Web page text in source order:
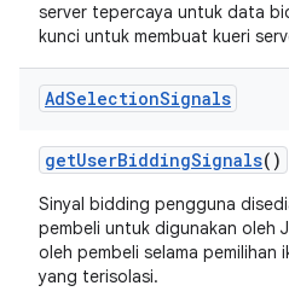
server tepercaya untuk data
kunci untuk membuat kueri
AdSelectionSignals
getUserBiddingSignals()
Sinyal bidding pengguna
pembeli untuk digunakan oleh
oleh pembeli selama pemilihan
yang terisolasi.